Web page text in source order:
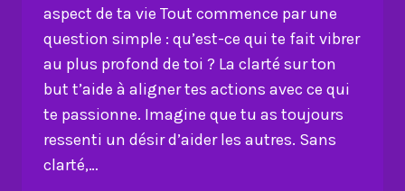
aspect de ta vie Tout commence par une
question simple : qu’est-ce qui te fait vibrer
au plus profond de toi ? La clarté sur ton
but t’aide à aligner tes actions avec ce qui
te passionne. Imagine que tu as toujours
ressenti un désir d’aider les autres. Sans
clarté,…